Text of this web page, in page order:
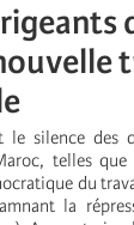
silence des
telles
du
la